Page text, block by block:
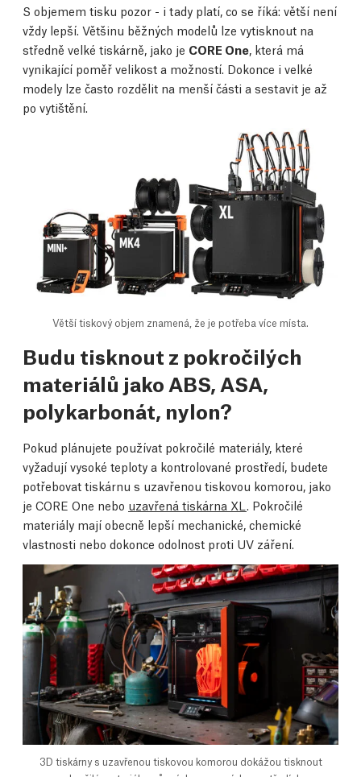
S objemem tisku pozor - i tady platí, co se říká: větší není
vždy lepší. Většinu běžných modelů lze vytisknout na
středně velké tiskárně, jako je CORE One, která má
vynikající poměř velikost a možností. Dokonce i velké
modely lze často rozdělit na menší části a sestavit je až
po vytištění.
Větší tiskový objem znamená, že je potřeba více místa.
Budu tisknout z pokročilých
materiálů jako ABS, ASA,
polykarbonát, nylon?
Pokud plánujete používat pokročilé materiály, které
vyžadují vysoké teploty a kontrolované prostředí, budete
potřebovat tiskárnu s uzavřenou tiskovou komorou, jako
je CORE One nebo uzavřená tiskárna XL . Pokročilé
materiály mají obecně lepší mechanické, chemické
vlastnosti nebo dokonce odolnost proti UV záření.
3D tiskárny s uzavřenou tiskovou komorou dokážou tisknout